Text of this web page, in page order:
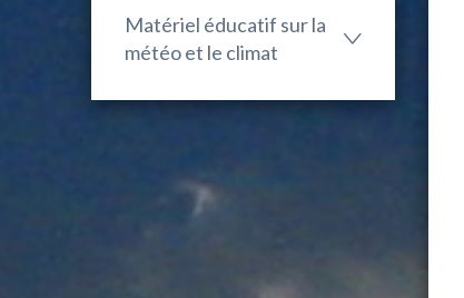
Matériel éducatif sur la
météo et le climat